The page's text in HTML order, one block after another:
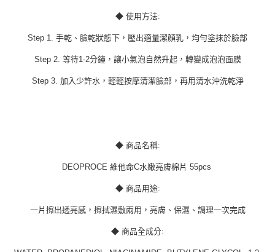
◆ 使用方法:
Step 1. 手乾、臉乾狀態下，壓出適量潔顏乳，均勻塗抹於臉部
Step 2. 等待1-2分鐘，讓小氣泡自然升起，轉變成泡泡面膜
Step 3. 加入少許水，輕輕按摩清潔臉部，再用清水沖洗乾淨
◆ 商品名稱:
DEOPROCE 維他命C水嫩亮膚棉片 55pcs
◆ 商品用途:
一片擦出透亮感，擦拭濕敷兩用，亮膚、保濕、調理一次完成
◆ 商品全成分: